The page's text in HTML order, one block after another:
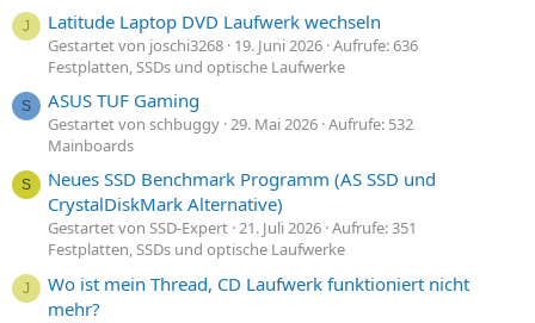
J Latitude Laptop DVD Laufwerk wechseln
Gestartet von joschi3268 19. Juni 2026 Aufrufe: 636
Festplatten, SSDs und optische Laufwerke
S ASUS TUF Gaming
Gestartet von schbuggy 29. Mai 2026 Aufrufe: 532
Mainboards
S
Neues SSD Benchmark Programm (AS SSD und
CrystalDiskMark Alternative)
Gestartet von SSD-Expert 21. Juli 2026 Aufrufe: 351
Festplatten, SSDs und optische Laufwerke
J
Wo ist mein Thread, CD Laufwerk funktioniert nicht
mehr?